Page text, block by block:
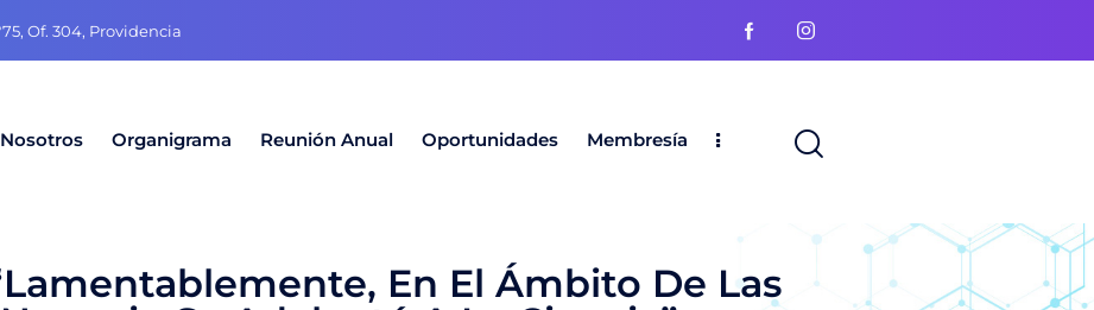
Of. 304, Providencia
Nosotros Organigrama Reunión Anual Oportunidades Membresía
En El Ámbito De Las